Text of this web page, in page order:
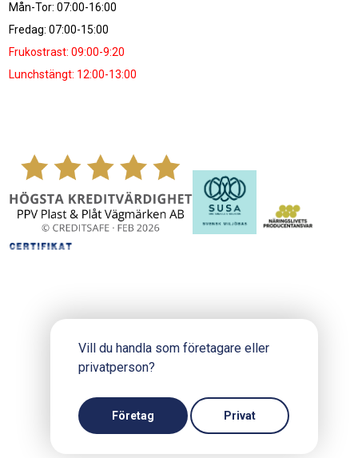
Mån-Tor: 07:00-16:00
Fredag: 07:00-15:00
Frukostrast: 09:00-9:20
Lunchstängt: 12:00-13:00
Produktion och design: Webbpartner
Vill du handla som företagare eller
privatperson?
Företag Privat